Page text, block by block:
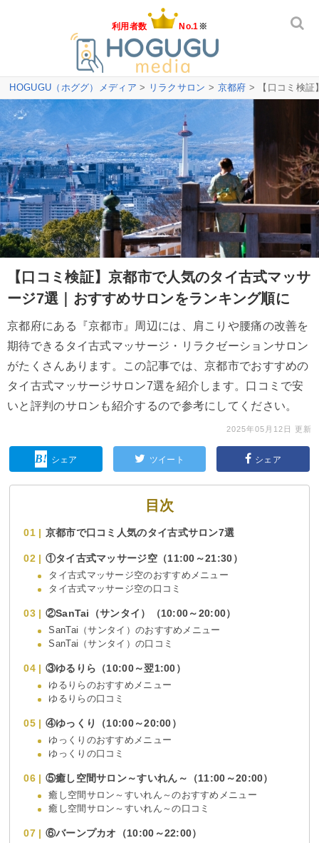
利用者数 No.1 ※
HOGUGU（ホググ）メディア > リラクサロン > 京都府 > 【口コミ検証
【口コミ検証】京都市で人気のタイ古式マッサ
ージ7選｜おすすめサロンをランキング順に
京都府にある『京都市』周辺には、肩こりや腰痛の改善を
期待できるタイ古式マッサージ・リラクゼーションサロン
がたくさんあります。この記事では、京都市でおすすめの
タイ古式マッサージサロン7選を紹介します。口コミで安
いと評判のサロンも紹介するので参考にしてください。
2025年05月12日 更新
シェア ツイート シェア
目次
京都市で口コミ人気のタイ古式サロン7選
①タイ古式マッサージ空（11:00～21:30）
タイ古式マッサージ空のおすすめメニュー
タイ古式マッサージ空の口コミ
②SanTai（サンタイ）（10:00～20:00）
SanTai（サンタイ）のおすすめメニュー
SanTai（サンタイ）の口コミ
③ゆるりら（10:00～翌1:00）
ゆるりらのおすすめメニュー
ゆるりらの口コミ
④ゆっくり（10:00～20:00）
ゆっくりのおすすめメニュー
ゆっくりの口コミ
⑤癒し空間サロン～すいれん～（11:00～20:00）
癒し空間サロン～すいれん～のおすすめメニュー
癒し空間サロン～すいれん～の口コミ
⑥バーンプカオ（10:00～22:00）